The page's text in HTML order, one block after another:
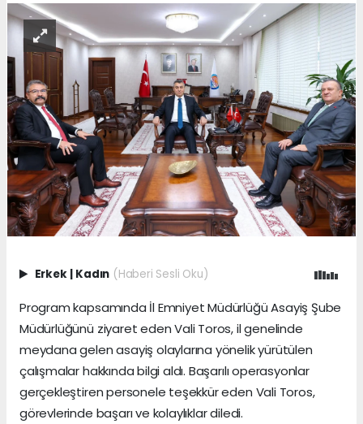
Erkek | Kadın (Haberi Sesli Oku)
Program kapsamında İl Emniyet Müdürlüğü Asayiş Şube
Müdürlüğünü ziyaret eden Vali Toros, il genelinde
meydana gelen asayiş olaylarına yönelik yürütülen
çalışmalar hakkında bilgi aldı. Başarılı operasyonlar
gerçekleştiren personele teşekkür eden Vali Toros,
görevlerinde başarı ve kolaylıklar diledi.